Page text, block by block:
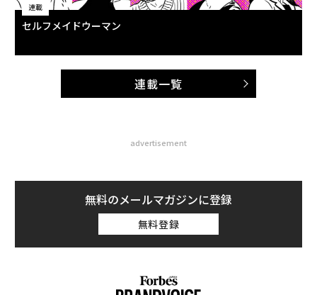
連載
セルフメイドウーマン
連載一覧
advertisement
無料のメールマガジンに登録
無料登録